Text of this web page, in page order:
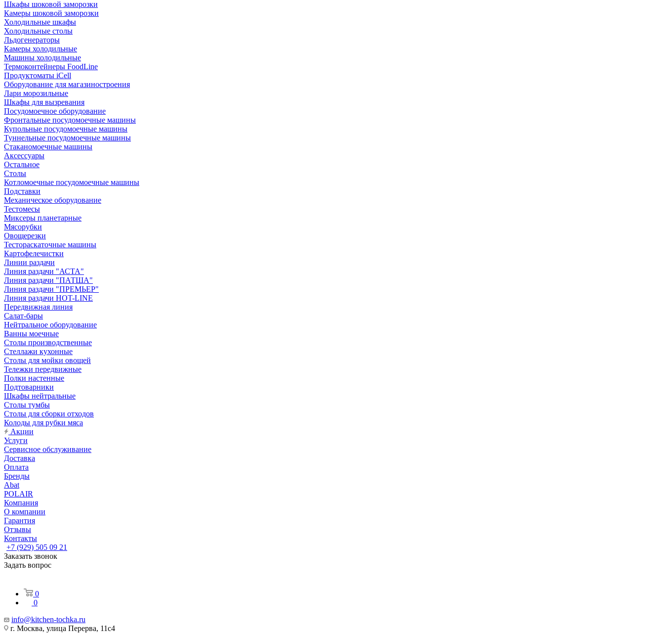
Шкафы шоковой заморозки
Камеры шоковой заморозки
Холодильные шкафы
Холодильные столы
Льдогенераторы
Камеры холодильные
Машины холодильные
Термоконтейнеры FoodLine
Продуктоматы iCell
Оборудование для магазиностроения
Лари морозильные
Шкафы для вызревания
Посудомоечное оборудование
Фронтальные посудомоечные машины
Купольные посудомоечные машины
Туннельные посудомоечные машины
Стаканомоечные машины
Аксессуары
Остальное
Столы
Котломоечные посудомоечные машины
Подставки
Механическое оборудование
Тестомесы
Миксеры планетарные
Мясорубки
Овощерезки
Тестораскаточные машины
Картофелечистки
Линии раздачи
Линия раздачи "АСТА"
Линия раздачи "ПАТША"
Линия раздачи "ПРЕМЬЕР"
Линия раздачи HOT-LINE
Передвижная линия
Салат-бары
Нейтральное оборудование
Ванны моечные
Столы производственные
Стеллажи кухонные
Столы для мойки овощей
Тележки передвижные
Полки настенные
Подтоварники
Шкафы нейтральные
Столы тумбы
Столы для сборки отходов
Колоды для рубки мяса
Акции
Услуги
Сервисное обслуживание
Доставка
Оплата
Бренды
Abat
POLAIR
Компания
О компании
Гарантия
Отзывы
Контакты
+7 (929) 505 09 21
Заказать звонок
Задать вопрос
0
0
info@kitchen-tochka.ru
г. Москва, улица Перерва, 11с4